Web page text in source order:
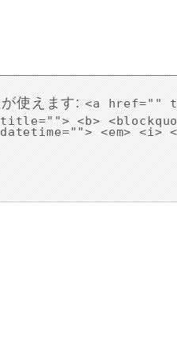
使えます:<a href=""
<b>
<em> <i>